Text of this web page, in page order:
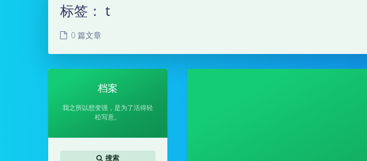
标签： t
0 篇文章
档案
我之所以想变强，是为了活得轻
松写意。
搜索